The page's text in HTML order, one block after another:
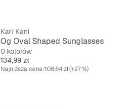
Karl Kani
Og Oval Shaped Sunglasses
0 kolorów
Cena
134,99 zł
Najniższa cena:106,64 zł(+27 %)